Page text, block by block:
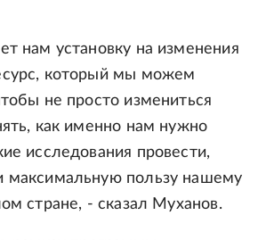
нам установку на изменения
который мы можем
не просто измениться
как именно нам нужно
исследования провести,
максимальную пользу нашему
стране, - сказал Муханов.